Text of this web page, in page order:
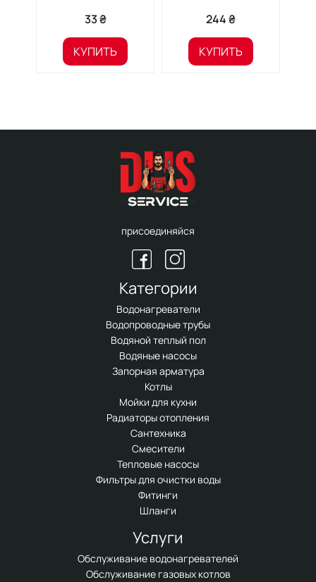
33 ₴
КУПИТЬ
244 ₴
КУПИТЬ
присоединяйся
Категории
Водонагреватели
Водопроводные трубы
Водяной теплый пол
Водяные насосы
Запорная арматура
Котлы
Мойки для кухни
Радиаторы отопления
Сантехника
Смесители
Тепловые насосы
Фильтры для очистки воды
Фитинги
Шланги
Услуги
Обслуживание водонагревателей
Обслуживание газовых котлов